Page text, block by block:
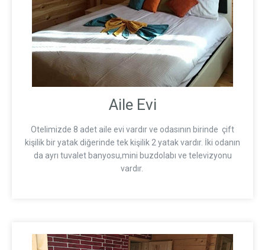
Aile Evi
Otelimizde 8 adet aile evi vardır ve odasının birinde çift
kişilik bir yatak diğerinde tek kişilik 2 yatak vardır. İki odanın
da ayrı tuvalet banyosu,mini buzdolabı ve televizyonu
vardır.